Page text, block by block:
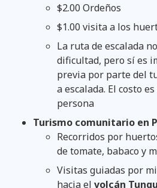
$2.00 Ordeños
$1.00 visita a los
La ruta de escalada
dificultad, pero sí es
previa por parte del
a escalada. El costo
persona
Turismo comunitario en
Recorridos por
de tomate, babaco y
Visitas guiadas por
hacia el volcán